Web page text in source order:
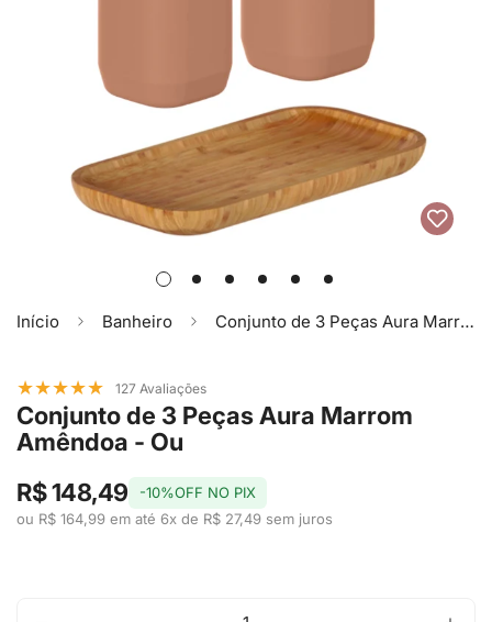
Início Banheiro Conjunto de 3 Peças Aura Marrom Amêndoa - Ou
★★★★★ 127 Avaliações
Conjunto de 3 Peças Aura Marrom
Amêndoa - Ou
R$ 148,49
-10%OFF NO PIX
ou R$ 164,99 em até 6x de R$ 27,49 sem juros